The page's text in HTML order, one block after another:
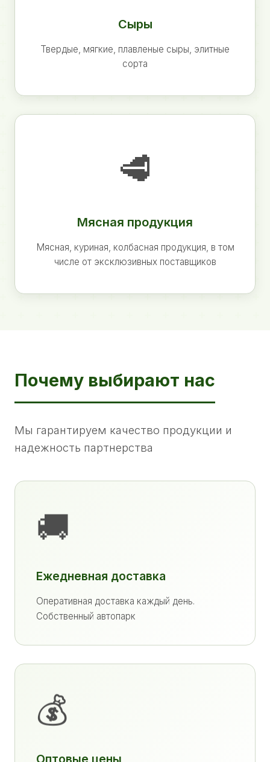
Сыры
Твердые, мягкие, плавленые сыры, элитные
сорта
🥩
Мясная продукция
Мясная, куриная, колбасная продукция, в том
числе от эксклюзивных поставщиков
Почему выбирают нас
Мы гарантируем качество продукции и
надежность партнерства
🚚
Ежедневная доставка
Оперативная доставка каждый день.
Собственный автопарк
💰
Оптовые цены